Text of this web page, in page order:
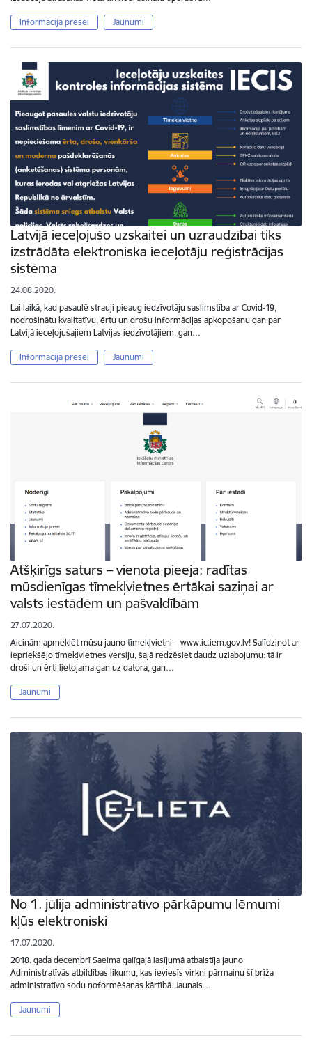
Informācija presei Jaunumi
Latvijā ieceļojušo uzskaitei un uzraudzībai tiks
izstrādāta elektroniska ieceļotāju reģistrācijas
sistēma
24.08.2020.
Lai laikā, kad pasaulē strauji pieaug iedzīvotāju saslimstība ar Covid-19,
nodrošinātu kvalitatīvu, ērtu un drošu informācijas apkopošanu gan par
Latvijā ieceļojušajiem Latvijas iedzīvotājiem, gan…
Informācija presei Jaunumi
Atšķirīgs saturs – vienota pieeja: radītas
mūsdienīgas tīmekļvietnes ērtākai saziņai ar
valsts iestādēm un pašvaldībām
27.07.2020.
Aicinām apmeklēt mūsu jauno tīmekļvietni – www.ic.iem.gov.lv! Salīdzinot ar
iepriekšējo tīmekļvietnes versiju, šajā redzēsiet daudz uzlabojumu: tā ir
droši un ērti lietojama gan uz datora, gan…
Jaunumi
No 1. jūlija administratīvo pārkāpumu lēmumi
kļūs elektroniski
17.07.2020.
2018. gada decembrī Saeima galīgajā lasījumā atbalstīja jauno
Administratīvās atbildības likumu, kas ieviesīs virkni pārmaiņu šī brīža
administratīvo sodu noformēšanas kārtībā. Jaunais…
Jaunumi